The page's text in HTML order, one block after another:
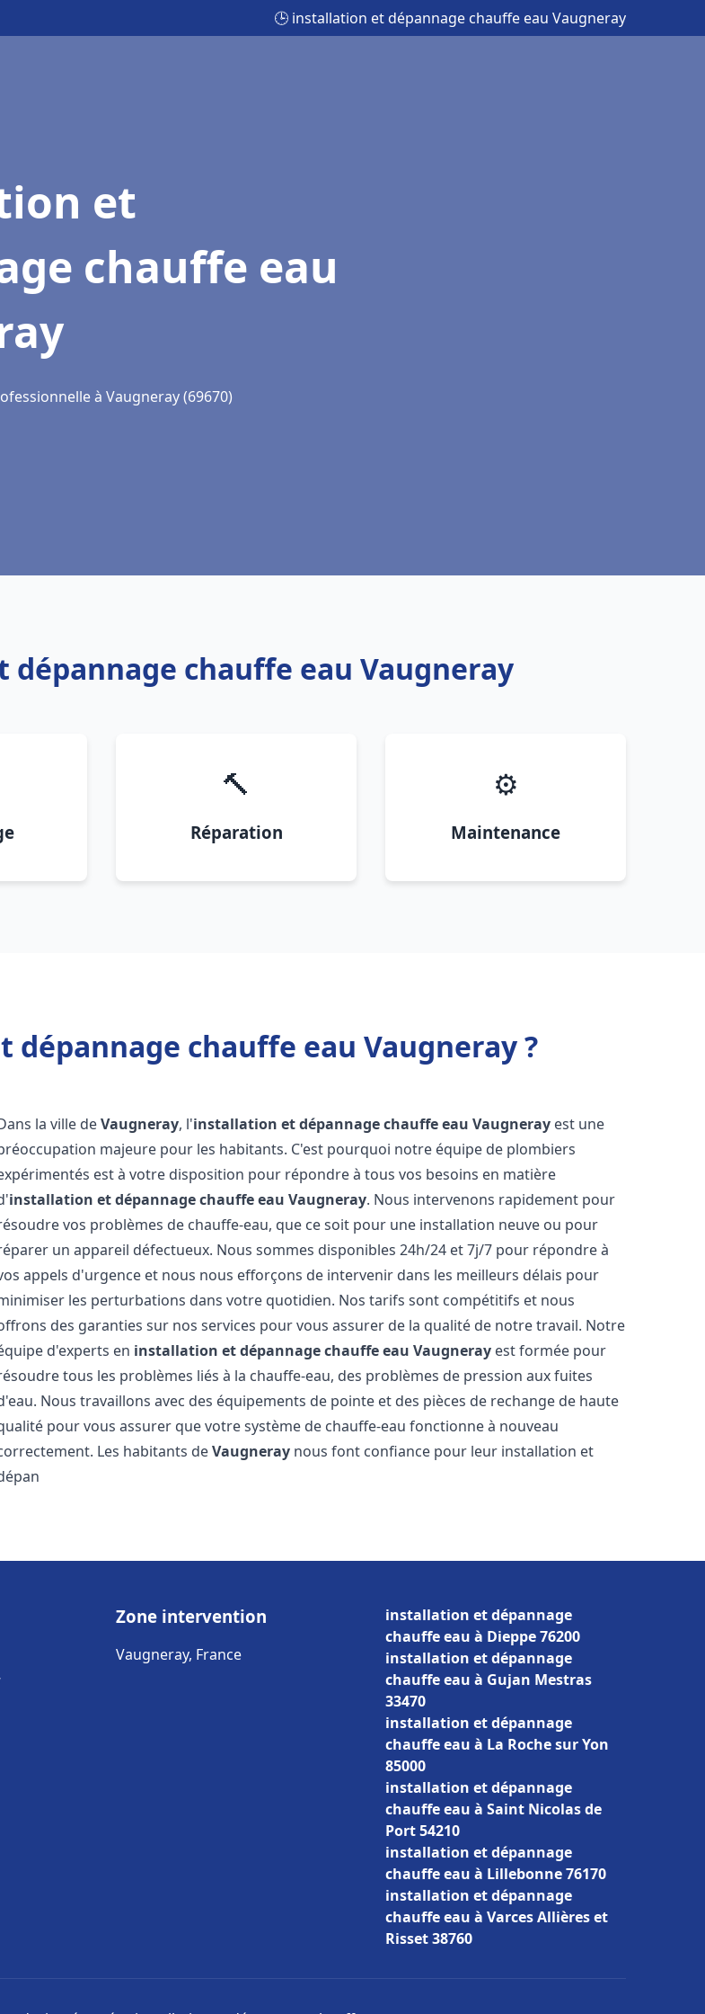
🕒 installation et dépannage chauffe eau Vaugneray
et
chauffe eau
à Vaugneray (69670)
chauffe eau Vaugneray
🔨
Réparation
⚙️
Maintenance
chauffe eau Vaugneray ?
la ville deVaugneray, l'installation et dépannage chauffe eau Vaugneray est une
majeure pour les habitants. C'est pourquoi notre équipe de plombiers
est à votre disposition pour répondre à tous vos besoins en matière
installation et dépannage chauffe eau Vaugneray. Nous intervenons rapidement pour
vos problèmes de chauffe-eau, que ce soit pour une installation neuve ou pour
un appareil défectueux. Nous sommes disponibles 24h/24 et 7j/7 pour répondre à
appels d'urgence et nous nous efforçons de intervenir dans les meilleurs délais pour
les perturbations dans votre quotidien. Nos tarifs sont compétitifs et nous
des garanties sur nos services pour vous assurer de la qualité de notre travail. Notre
d'experts en installation et dépannage chauffe eau Vaugneray est formée pour
tous les problèmes liés à la chauffe-eau, des problèmes de pression aux fuites
Nous travaillons avec des équipements de pointe et des pièces de rechange de haute
pour vous assurer que votre système de chauffe-eau fonctionne à nouveau
Les habitants deVaugneray nous font confiance pour leur installation et
Zone intervention
Vaugneray, France
installation et dépannage
chauffe eau à Dieppe 76200
installation et dépannage
chauffe eau à Gujan Mestras
33470
installation et dépannage
chauffe eau à La Roche sur Yon
85000
installation et dépannage
chauffe eau à Saint Nicolas de
Port 54210
installation et dépannage
chauffe eau à Lillebonne 76170
installation et dépannage
chauffe eau à Varces Allières et
Risset 38760